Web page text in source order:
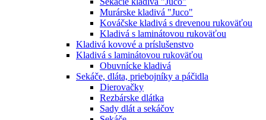
Murárske kladivá "Juco"
Kováčske kladivá s drevenou rukoväťou
Kladivá s laminátovou rukoväťou
Kladivá kovové a príslušenstvo
Kladivá s laminátovou rukoväťou
Obuvnícke kladivá
Sekáče, dláta, priebojníky a páčidla
Dierovačky
Rezbárske dlátka
Sady dlát a sekáčov